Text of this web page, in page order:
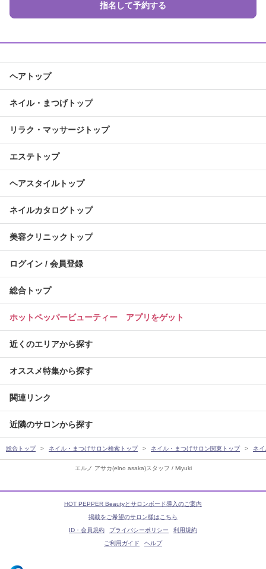
エルノ アサカ(elno asaka)スタッフ / Miyuki
指名して予約する
ヘアトップ
ネイル・まつげトップ
リラク・マッサージトップ
エステトップ
ヘアスタイルトップ
ネイルカタログトップ
美容クリニックトップ
ログイン / 会員登録
総合トップ
ホットペッパービューティー アプリをゲット
近くのエリアから探す
オススメ特集から探す
関連リンク
近隣のサロンから探す
総合トップ ネイル・まつげサロン検索トップ ネイル・まつげサロン関東トップ ネ
HOT PEPPER Beautyとサロンボード導入のご案内
掲載をご希望のサロン様はこちら
ID・会員規約
プライバシーポリシー
利用規約
ご利用ガイド
ヘルプ